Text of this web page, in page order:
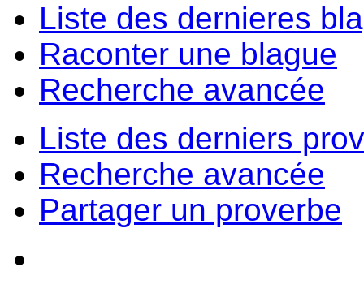
Liste des dernieres
Raconter une blague
Recherche avancée
Liste des derniers
Recherche avancée
Partager un proverbe